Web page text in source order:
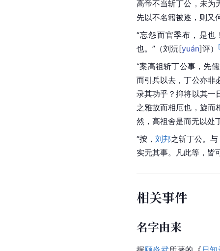
高帝不当斩丁公，未为
先以不名籍被逐，则又
“忘怨而官季布，是也
也。”（刘沅[yuán]评） [
“案高祖斩丁公事，先
而引兵以去，丁公亦非
录其功乎？抑将以其一
之雅故而相厄也，旋而
然，高祖舍是而无以处
“按，刘邦之斩丁公。与
实无其事。凡此等，皆
相关事件
名字由来